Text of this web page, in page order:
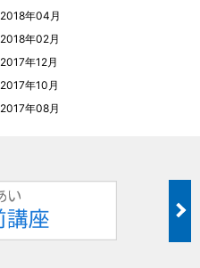
2018年04月
2018年02月
2017年12月
2017年10月
2017年08月